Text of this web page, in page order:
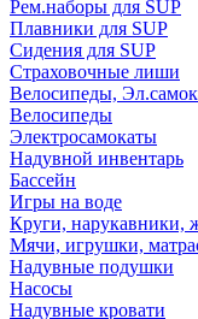
Рем.наборы для SUP
Плавники для SUP
Сидения для SUP
Страховочные лиши
Велосипеды,
Велосипеды
Электросамокаты
Надувной инвентарь
Бассейн
Игры на воде
Круги, нарукавники,
Мячи, игрушки,
Надувные подушки
Насосы
Надувные кровати